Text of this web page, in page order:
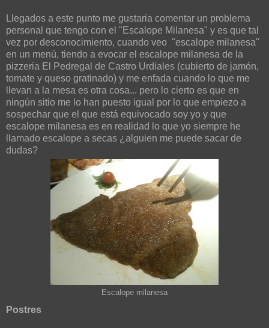
Llegados a este punto me gustaria comentar un problema
personal que tengo con el "Escalope Milanesa" y es que tal
vez por desconocimiento, cuando veo "escalope milanesa"
en un menú, tiendo a evocar el escalope milanesa de la
pizzeria El Pedregal de Castro Urdiales (cubierto de jamón,
tomate y queso gratinado) y me enfada cuando lo que me
llevan a la mesa es otra cosa... pero lo cierto es que en
ningún sitio me lo han puesto igual por lo que empiezo a
sospechar que el que está equivocado soy yo y que
escalope milanesa es en realidad lo que yo siempre he
llamado escalope a secas ¿alguien me puede sacar de
dudas?
Escalope milanesa
Postres